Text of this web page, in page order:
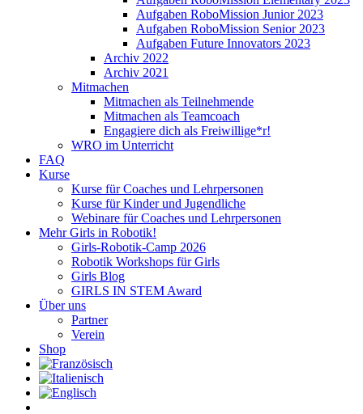
Aufgaben RoboMission Junior 2023
Aufgaben RoboMission Senior 2023
Aufgaben Future Innovators 2023
Archiv 2022
Archiv 2021
Mitmachen
Mitmachen als Teilnehmende
Mitmachen als Teamcoach
Engagiere dich als Freiwillige*r!
WRO im Unterricht
FAQ
Kurse
Kurse für Coaches und Lehrpersonen
Kurse für Kinder und Jugendliche
Webinare für Coaches und Lehrpersonen
Mehr Girls in Robotik!
Girls-Robotik-Camp 2026
Robotik Workshops für Girls
Girls Blog
GIRLS IN STEM Award
Über uns
Partner
Verein
Shop